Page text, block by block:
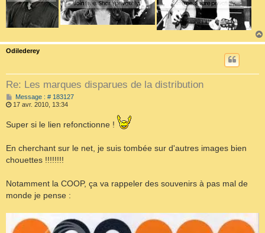
Odilederey
Re: Les marques disparues de la distribution
Message : # 183127M
a
17 avr. 2010, 13:34
Super si le lien refonctionne !
En cherchant sur le net, je suis tombée sur d'autres images bien
chouettes !!!!!!!!
Notamment la COOP, ça va rappeler des souvenirs à pas mal de
monde je pense :